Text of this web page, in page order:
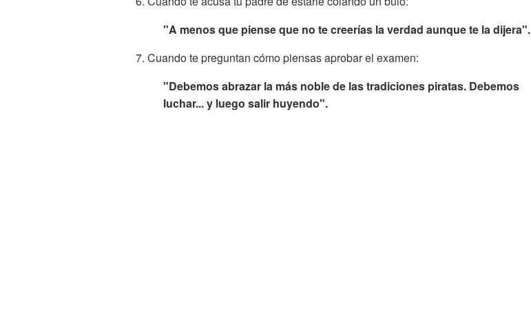
"A menos que piense que no te creerías la verdad aunque te la dijera".
7. Cuando te preguntan cómo piensas aprobar el examen:
"Debemos abrazar la más noble de las tradiciones piratas. Debemos
luchar... y luego salir huyendo".